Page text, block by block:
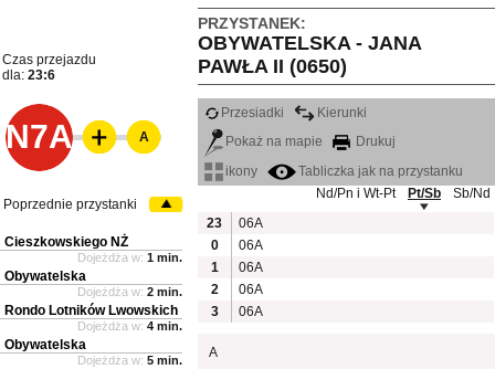
PRZYSTANEK:
OBYWATELSKA - JANA
PAWŁA II (0650)
Czas przejazdu
dla: 23:6
N7A
Przesiadki
Kierunki
Pokaż na mapie
Drukuj
ikony
Tabliczka jak na przystanku
Nd/Pn i Wt-Pt
Pt/Sb
Sb/Nd
23
06A
0
06A
1
06A
2
06A
3
06A
A
A
Poprzednie przystanki
Cieszkowskiego NŻ
Dojeżdża w: 1 min.
Obywatelska
Dojeżdża w: 2 min.
Rondo Lotników Lwowskich
Dojeżdża w: 4 min.
Obywatelska
Dojeżdża w: 5 min.